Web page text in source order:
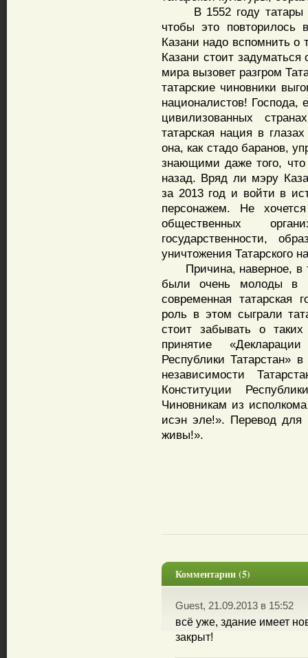
В 1552 году татары
чтобы это повторилось
Казани надо вспомнить о
Казани стоит
мира вызовет разгром
татарские чиновники
националистов!
цивилизованных
татарская нация в
она, как стадо баранов,
знающими даже того, что
назад. Вряд ли мэру
за 2013 год и войти в
персонажем. Не
общественных
государственности,
уничтожения Татарского
Причина, наверное, в
были очень молоды в
современная татарская
роль в этом сыграли
стоит забывать о
принятие
Республики Татарстан»
независимости
Конституции
Чиновникам из
исэн эле!». Перевод для
живы!».
Комментарии (5)
Guest, 21.09.2013 в 15:52
всё уже, здание имеет
закрыт!